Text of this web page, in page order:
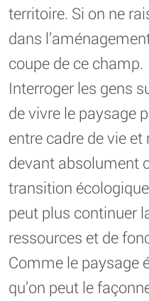
territoire. Si on ne
dans
coupe de ce champ.
Interroger les gens
de vivre le paysage
entre cadre de vie
devant absolument
transition
peut plus continuer
ressources et de
Comme le paysage
qu’on peut le